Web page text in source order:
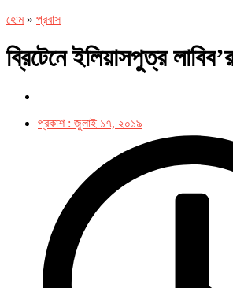
হোম» প্রবাস
ব্রিটেনে ইলিয়াসপুত্র
প্রকাশ : জুলাই ১৭, ২০১৯